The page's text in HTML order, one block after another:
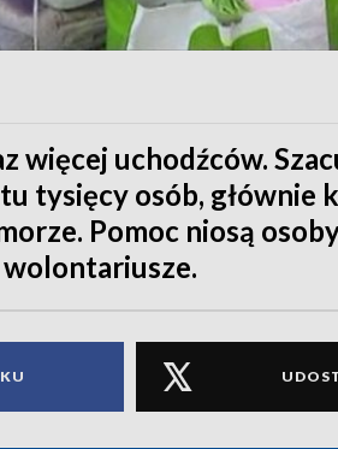
więcej uchodźców.
tysięcy osób, głównie
Pomoc niosą
wolontariusze.